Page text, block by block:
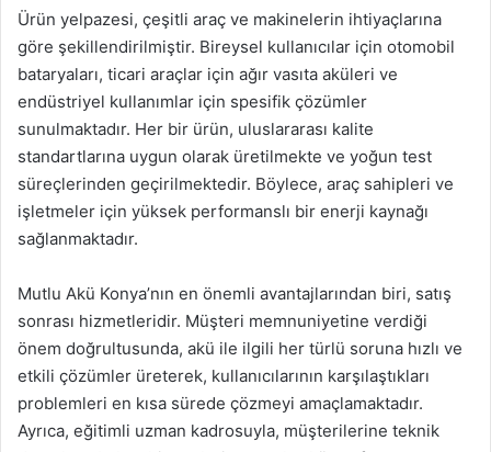
Ürün yelpazesi, çeşitli araç ve makinelerin ihtiyaçlarına
göre şekillendirilmiştir. Bireysel kullanıcılar için otomobil
bataryaları, ticari araçlar için ağır vasıta aküleri ve
endüstriyel kullanımlar için spesifik çözümler
sunulmaktadır. Her bir ürün, uluslararası kalite
standartlarına uygun olarak üretilmekte ve yoğun test
süreçlerinden geçirilmektedir. Böylece, araç sahipleri ve
işletmeler için yüksek performanslı bir enerji kaynağı
sağlanmaktadır.
Mutlu Akü Konya’nın en önemli avantajlarından biri, satış
sonrası hizmetleridir. Müşteri memnuniyetine verdiği
önem doğrultusunda, akü ile ilgili her türlü soruna hızlı ve
etkili çözümler üreterek, kullanıcılarının karşılaştıkları
problemleri en kısa sürede çözmeyi amaçlamaktadır.
Ayrıca, eğitimli uzman kadrosuyla, müşterilerine teknik